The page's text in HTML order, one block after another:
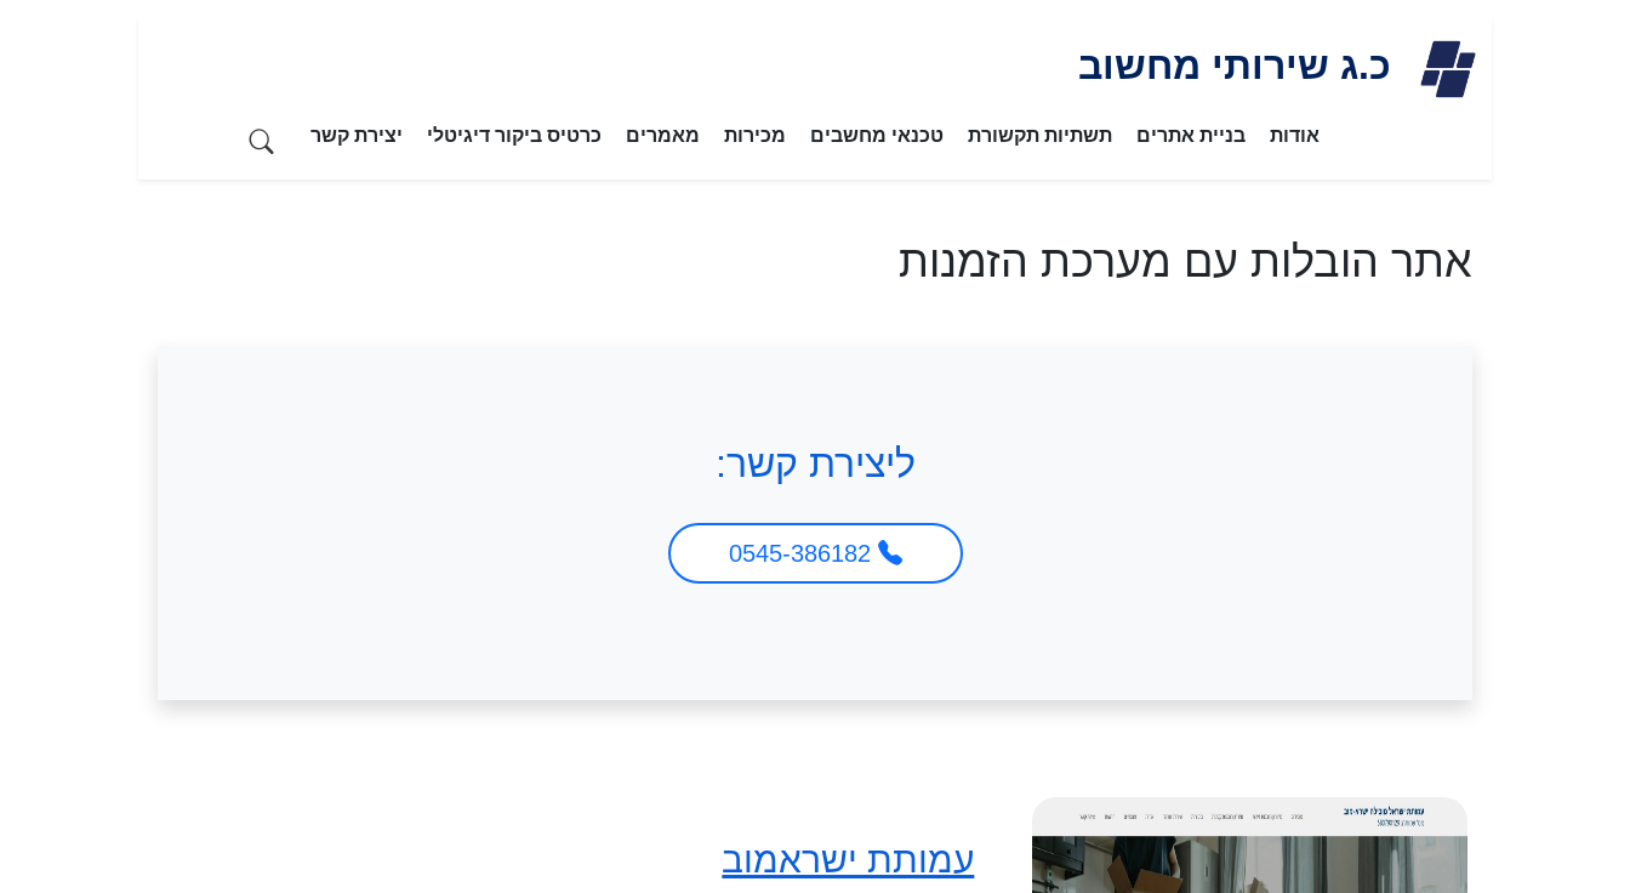
content
כ.ג שירותי מחשוב
אודות בניית אתרים תשתיות תקשורת טכנאי מחשבים מכירות מאמרים כרטיס ביקור דיגיטלי יצירת קשר
אתר הובלות עם מערכת הזמנות
ליצירת קשר:
עמותת ישראמוב